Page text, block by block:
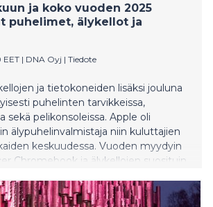
ja koko vuoden 2025
puhelimet, älykellot ja
| DNA Oyj | Tiedote
ja tietokoneiden lisäksi jouluna
puhelinten tarvikkeissa,
sekä pelikonsoleissa. Apple oli
älypuhelinvalmistaja niin kuluttajien
keskuudessa. Vuoden myydyin
Chromebook ja älykellojen suosituin